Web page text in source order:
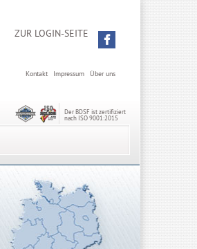
ZUR LOGIN-SEITE
Über uns
Impressum
Kontakt
Der BDSF ist zertifiziert
nach ISO 9001:2015